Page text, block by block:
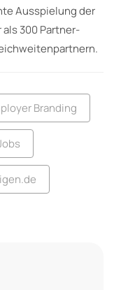
Ausspielung der
300 Partner-
Branding